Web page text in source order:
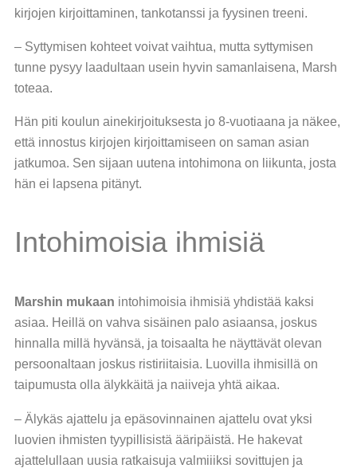
kirjojen kirjoittaminen, tankotanssi ja fyysinen treeni.
– Syttymisen kohteet voivat vaihtua, mutta syttymisen
tunne pysyy laadultaan usein hyvin samanlaisena, Marsh
toteaa.
Hän piti koulun ainekirjoituksesta jo 8-vuotiaana ja näkee,
että innostus kirjojen kirjoittamiseen on saman asian
jatkumoa. Sen sijaan uutena intohimona on liikunta, josta
hän ei lapsena pitänyt.
Intohimoisia ihmisiä
Marshin mukaan intohimoisia ihmisiä yhdistää kaksi
asiaa. Heillä on vahva sisäinen palo asiaansa, joskus
hinnalla millä hyvänsä, ja toisaalta he näyttävät olevan
persoonaltaan joskus ristiriitaisia. Luovilla ihmisillä on
taipumusta olla älykkäitä ja naiiveja yhtä aikaa.
– Älykäs ajattelu ja epäsovinnainen ajattelu ovat yksi
luovien ihmisten tyypillisistä ääripäistä. He hakevat
ajattelullaan uusia ratkaisuja valmiiiksi sovittujen ja